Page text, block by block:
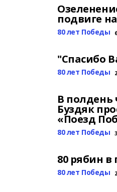
подвиге
80 лет Победы
"Спасибо
80 лет Победы
В полдень
Буздяк
«Поезд
80 лет Победы
80 рябин в
80 лет Победы